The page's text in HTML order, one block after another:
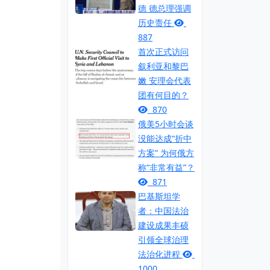
德 德总理强调
历史责任
887
首次正式访问
叙利亚和黎巴
嫩 安理会代表
团有何目的？
870
俄美5小时会谈
没能达成“折中
方案” 为何俄方
称“非常有益”？
871
巴基斯坦学
者：中国法治
建设成果丰硕
引领全球治理
法治化进程